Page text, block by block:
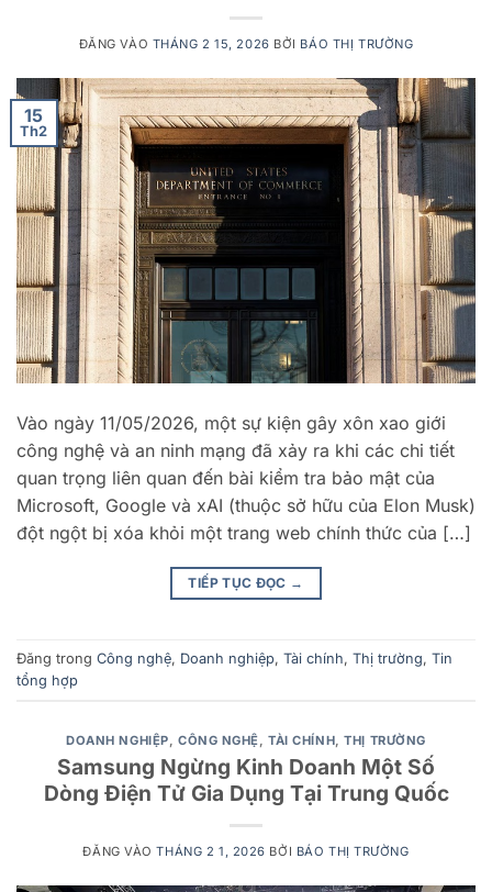
ĐĂNG VÀO THÁNG 2 15, 2026 BỞI BÁO THỊ TRƯỜNG
15
Th2
Vào ngày 11/05/2026, một sự kiện gây xôn xao giới
công nghệ và an ninh mạng đã xảy ra khi các chi tiết
quan trọng liên quan đến bài kiểm tra bảo mật của
Microsoft, Google và xAI (thuộc sở hữu của Elon Musk)
đột ngột bị xóa khỏi một trang web chính thức của […]
TIẾP TỤC ĐỌC →
Đăng trong Công nghệ, Doanh nghiệp, Tài chính, Thị trường, Tin
tổng hợp
DOANH NGHIỆP, CÔNG NGHỆ,TÀI CHÍNH,THỊ TRƯỜNG
Samsung Ngừng Kinh Doanh Một Số
Dòng Điện Tử Gia Dụng Tại Trung Quốc
ĐĂNG VÀOTHÁNG 2 1, 2026 BỞI BÁO THỊ TRƯỜNG